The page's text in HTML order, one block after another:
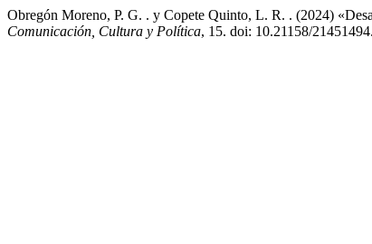
Obregón Moreno, P. G. . y Copete Quinto, L. R. . (2024)
Comunicación, Cultura y Política, 15. doi: 10.21158/